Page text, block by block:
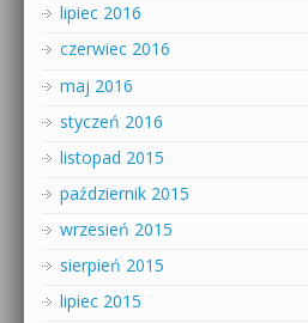
lipiec 2016
czerwiec 2016
maj 2016
styczeń 2016
listopad 2015
październik 2015
wrzesień 2015
sierpień 2015
lipiec 2015